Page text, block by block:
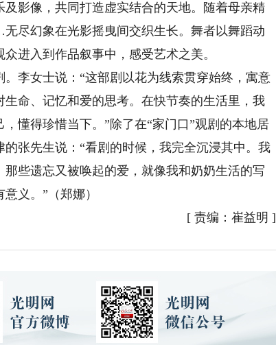
影像，共同打造虚实结合的天地。随着母亲精
尽幻象在光影摇曳间交织生长。舞者以舞蹈动
进入到作品叙事中，感受艺术之美。
女士说：“这部剧以花为线索贯穿始终，寓意
命、记忆和爱的思考。在快节奏的生活里，我
懂得珍惜当下。”除了在“家门口”观剧的本地居
张先生说：“看剧的时候，我完全沉浸其中。我
些遗忘又被唤起的爱，就像我和奶奶生活的写
义。”（郑娜）
[ 责编：崔益明 ]